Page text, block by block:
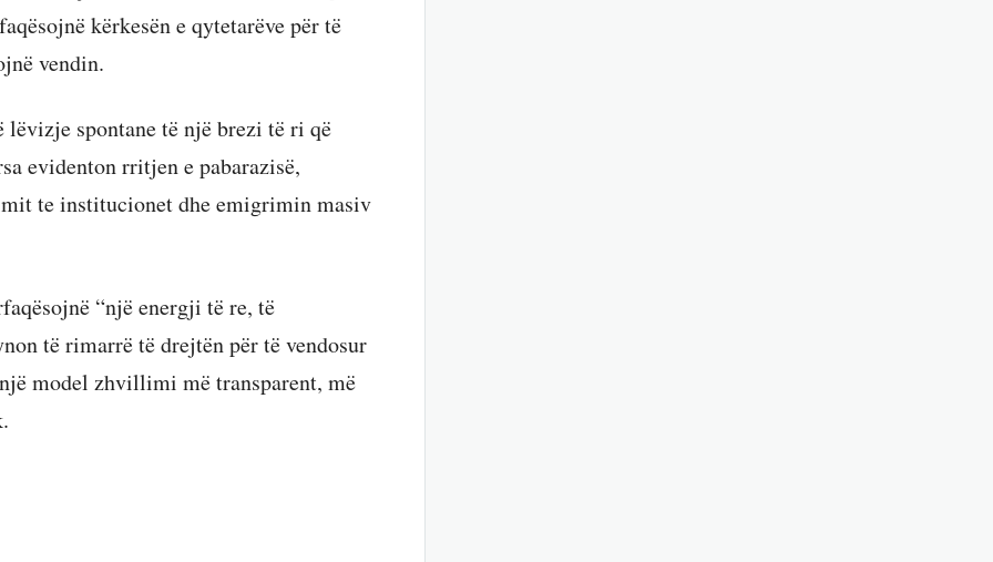
kërkesën e qytetarëve për të
vendin.
spontane të një brezi të ri që
evidenton rritjen e pabarazisë,
te institucionet dhe emigrimin masiv
“një energji të re, të
të rimarrë të drejtën për të vendosur
model zhvillimi më transparent, më